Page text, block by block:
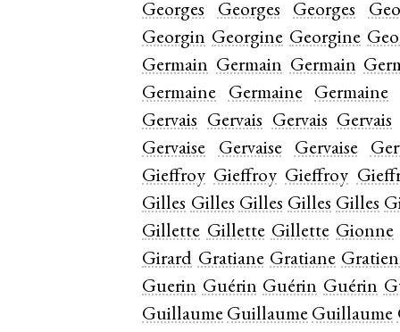
Georges
Georges Georges
Georgin Georgine Georgine
Germain Germain Germain
Germaine
Germaine
Germaine
Gervais
Gervais Gervais Gervais
Gervaise
Gervaise Gervaise
Gieffroy Gieffroy Gieffroy
Gilles Gilles Gilles Gilles Gilles
Gillette Gillette Gillette Gionne
Girard Gratiane Gratiane
Guerin Guérin Guérin Guérin
Guillaume Guillaume Guillaume